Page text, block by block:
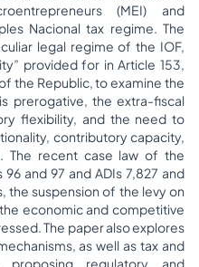
(MEI) and
Nacional tax regime. The
legal regime of the IOF,
provided for in Article 153,
the Republic, to examine the
prerogative, the extra-fiscal
flexibility, and the need to
contributory capacity,
The recent case law of the
and 97 and ADIs 7,827 and
suspension of the levy on
economic and competitive
The paper also explores
as well as tax and
proposing regulatory and